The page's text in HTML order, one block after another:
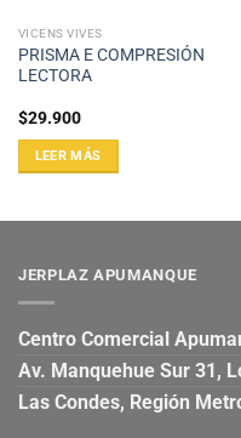
VICENS VIVES
PRISMA E COMPRESIÓN
LECTORA
$29.900
LEER MÁS
JERPLAZ APUMANQUE
Centro Comercial
Av. Manquehue Sur 31,
Las Condes, Región